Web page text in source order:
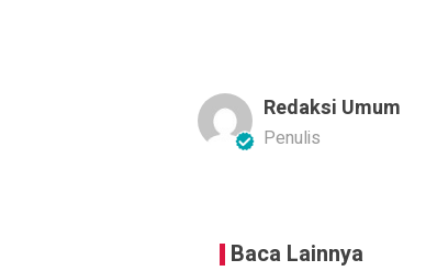
Redaksi Umum
Penulis
Baca Lainnya